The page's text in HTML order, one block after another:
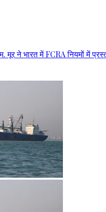
मूर ने भारत में FCRA नियमों में